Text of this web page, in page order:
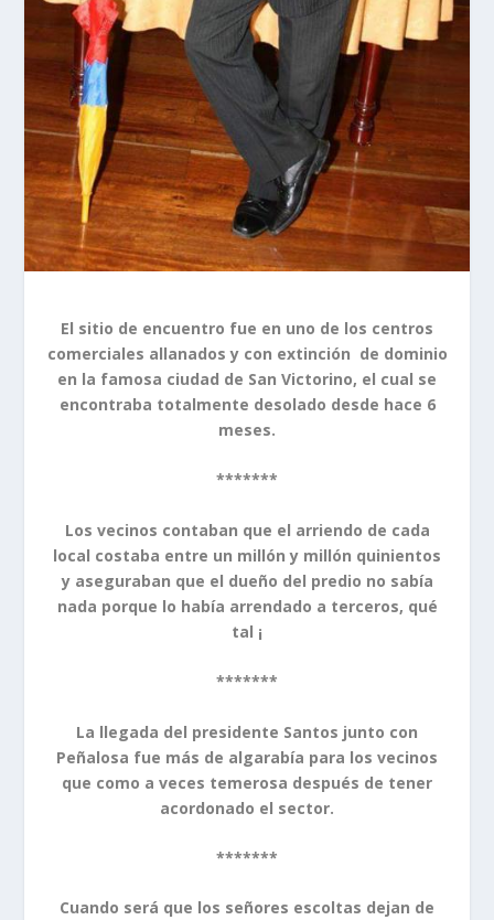
El sitio de encuentro fue en uno de los centros
comerciales allanados y con extinción de dominio
en la famosa ciudad de San Victorino, el cual se
encontraba totalmente desolado desde hace 6
meses.
*******
Los vecinos contaban que el arriendo de cada
local costaba entre un millón y millón quinientos
y aseguraban que el dueño del predio no sabía
nada porque lo había arrendado a terceros, qué
tal ¡
*******
La llegada del presidente Santos junto con
Peñalosa fue más de algarabía para los vecinos
que como a veces temerosa después de tener
acordonado el sector.
*******
Cuando será que los señores escoltas dejan de